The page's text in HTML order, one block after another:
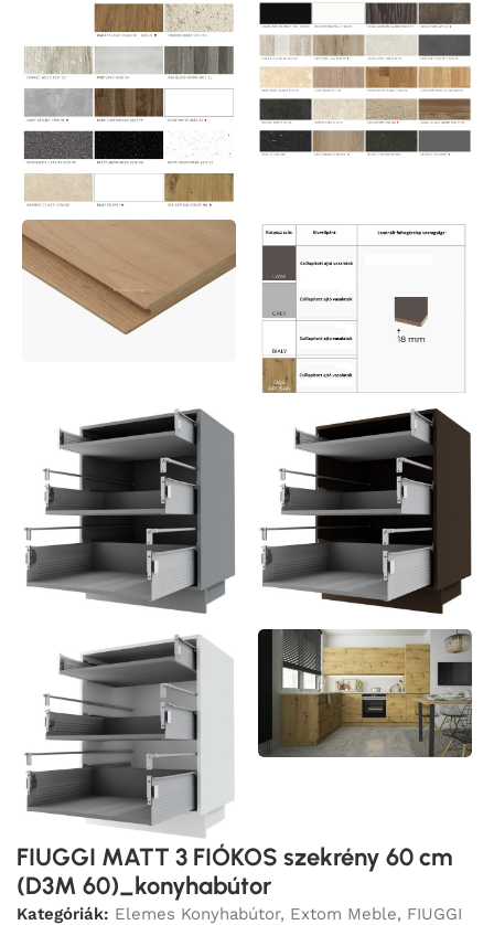
FIUGGI MATT 3 FIÓKOS szekrény 60 cm
(D3M 60)_konyhabútor
Kategóriák: Elemes Konyhabútor, Extom Meble, FIUGGI